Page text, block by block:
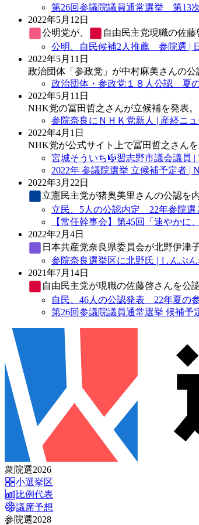
第26回参議院議員通常選挙 第13
2022年5月12日
公明党が、 自由民主党現職の佐藤
公明、自民候補2人推薦 参院選 |
2022年5月11日
政治団体「参政党」が中村麻美さんの公
政治団体・参政党１８人公認 夏
2022年5月11日
NHK党の冨田哲之さんが立候補を発表。
参院奈良にＮＨＫ党新人 | 産経ニュ
2022年4月1日
NHK党が公式サイト上で冨田哲之さん
宮城そういち🎼習志野市議会議員 |
2022年 参議院選挙 立候補予定者 |
2022年3月22日
立憲民主党が猪奥美里さんの公認を内
立民、5人の公認内定 22年参院選
【常任幹事会】第45回「速やか
2022年2月4日
日本共産党奈良県委員会が北野伊津
参院奈良選挙区に北野氏 | しんぶ
2021年7月14日
自由民主党が現職の佐藤啓さんを公
自民、46人の公認発表 22年夏の
第26回参議院議員通常選挙 候補予
衆院選2026
小選挙区
比例代表
議席予想
参院選2028